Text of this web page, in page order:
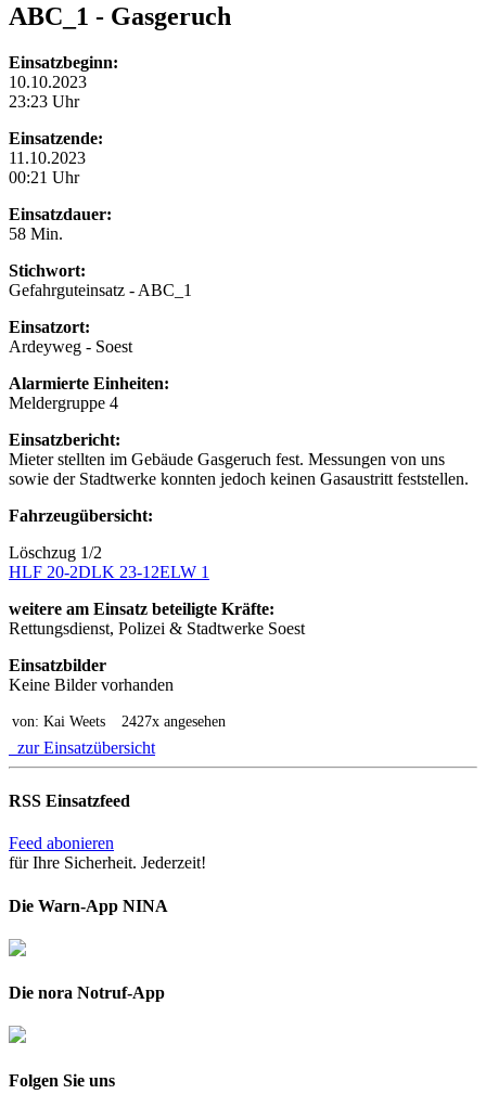
ABC_1 - Gasgeruch
Einsatzbeginn:
10.10.2023
23:23 Uhr
Einsatzende:
11.10.2023
00:21 Uhr
Einsatzdauer:
58 Min.
Stichwort:
Gefahrguteinsatz - ABC_1
Einsatzort:
Ardeyweg - Soest
Alarmierte Einheiten:
Meldergruppe 4
Einsatzbericht:
Mieter stellten im Gebäude Gasgeruch fest. Messungen von uns
sowie der Stadtwerke konnten jedoch keinen Gasaustritt feststellen.
Fahrzeugübersicht:
Löschzug 1/2
HLF 20-2DLK 23-12ELW 1
weitere am Einsatz beteiligte Kräfte:
Rettungsdienst, Polizei & Stadtwerke Soest
Einsatzbilder
Keine Bilder vorhanden
von: Kai Weets 2427x angesehen
zur Einsatzübersicht
RSS Einsatzfeed
Feed abonieren
für Ihre Sicherheit. Jederzeit!
Die Warn-App NINA
Die nora Notruf-App
Folgen Sie uns